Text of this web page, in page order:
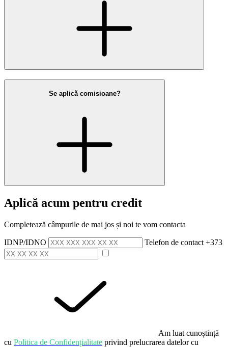
Se aplică comisioane?
Aplică acum pentru credit
Completează câmpurile de mai jos și noi te vom contacta
IDNP/IDNO Telefon de contact +373
Am luat cunoștință
cu Politica de Confidențialitate privind prelucrarea datelor cu